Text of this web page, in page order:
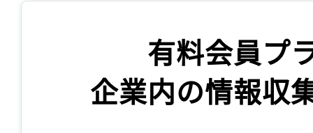
有料会員プ
企業内の情報収